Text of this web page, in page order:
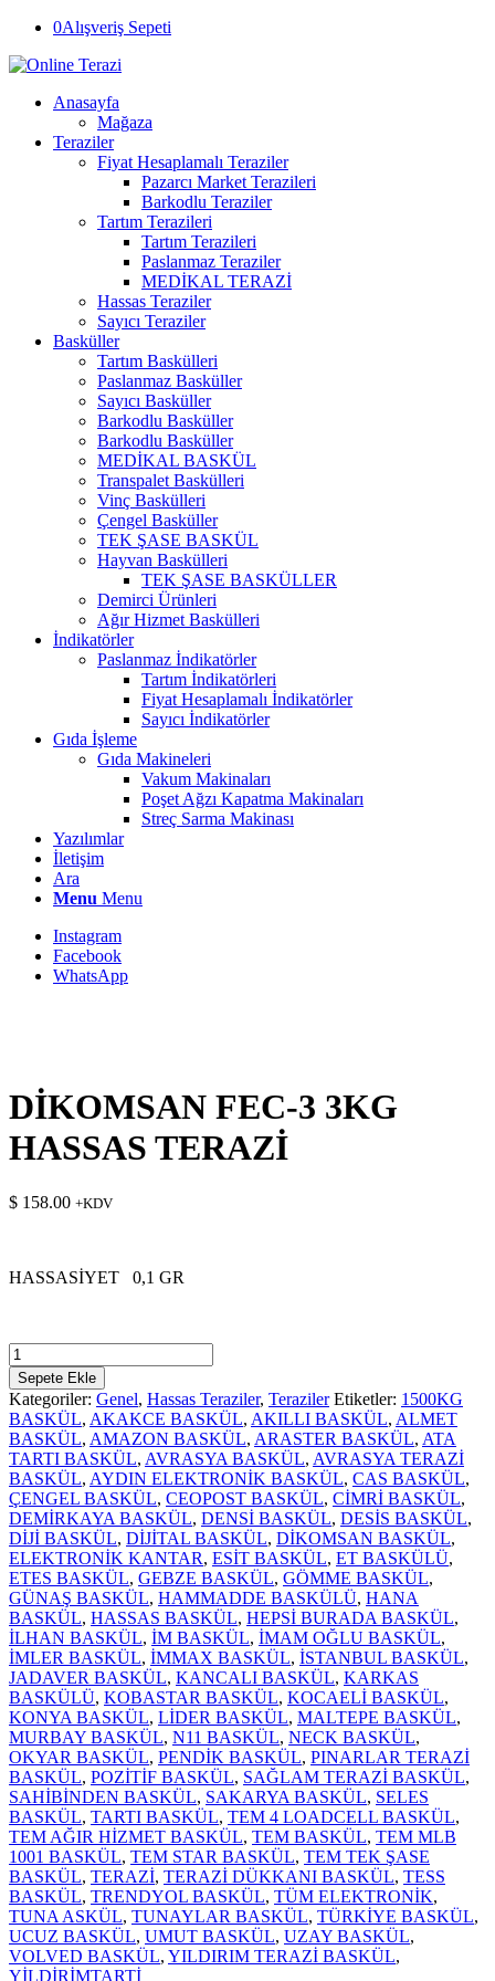
0Alışveriş Sepeti
Anasayfa
Mağaza
Teraziler
Fiyat Hesaplamalı Teraziler
Pazarcı Market Terazileri
Barkodlu Teraziler
Tartım Terazileri
Tartım Terazileri
Paslanmaz Teraziler
MEDİKAL TERAZİ
Hassas Teraziler
Sayıcı Teraziler
Basküller
Tartım Baskülleri
Paslanmaz Basküller
Sayıcı Basküller
Barkodlu Basküller
Barkodlu Basküller
MEDİKAL BASKÜL
Transpalet Baskülleri
Vinç Baskülleri
Çengel Basküller
TEK ŞASE BASKÜL
Hayvan Baskülleri
TEK ŞASE BASKÜLLER
Demirci Ürünleri
Ağır Hizmet Baskülleri
İndikatörler
Paslanmaz İndikatörler
Tartım İndikatörleri
Fiyat Hesaplamalı İndikatörler
Sayıcı İndikatörler
Gıda İşleme
Gıda Makineleri
Vakum Makinaları
Poşet Ağzı Kapatma Makinaları
Streç Sarma Makinası
Yazılımlar
İletişim
Ara
Menu Menu
Instagram
Facebook
WhatsApp
DİKOMSAN FEC-3 3KG
HASSAS TERAZİ
$ 158.00 +KDV
HASSASİYET 0,1 GR
DİKOMSAN
FEC-
3
3KG
HASSAS
TERAZİ
adet
Sepete Ekle
Kategoriler: Genel, Hassas Teraziler, Teraziler Etiketler: 1500KG
BASKÜL, AKAKCE BASKÜL, AKILLI BASKÜL, ALMET
BASKÜL, AMAZON BASKÜL, ARASTER BASKÜL, ATA
TARTI BASKÜL, AVRASYA BASKÜL, AVRASYA TERAZİ
BASKÜL, AYDIN ELEKTRONİK BASKÜL, CAS BASKÜL,
ÇENGEL BASKÜL, CEOPOST BASKÜL, CİMRİ BASKÜL,
DEMİRKAYA BASKÜL, DENSİ BASKÜL, DESİS BASKÜL,
DİJİ BASKÜL, DİJİTAL BASKÜL, DİKOMSAN BASKÜL,
ELEKTRONİK KANTAR, ESİT BASKÜL, ET BASKÜLÜ,
ETES BASKÜL, GEBZE BASKÜL, GÖMME BASKÜL,
GÜNAŞ BASKÜL, HAMMADDE BASKÜLÜ, HANA
BASKÜL, HASSAS BASKÜL, HEPSİ BURADA BASKÜL,
İLHAN BASKÜL, İM BASKÜL, İMAM OĞLU BASKÜL,
İMLER BASKÜL, İMMAX BASKÜL, İSTANBUL BASKÜL,
JADAVER BASKÜL, KANCALI BASKÜL, KARKAS
BASKÜLÜ, KOBASTAR BASKÜL, KOCAELİ BASKÜL,
KONYA BASKÜL, LİDER BASKÜL, MALTEPE BASKÜL,
MURBAY BASKÜL, N11 BASKÜL, NECK BASKÜL,
OKYAR BASKÜL, PENDİK BASKÜL, PINARLAR TERAZİ
BASKÜL, POZİTİF BASKÜL, SAĞLAM TERAZİ BASKÜL,
SAHİBİNDEN BASKÜL, SAKARYA BASKÜL, SELES
BASKÜL, TARTI BASKÜL, TEM 4 LOADCELL BASKÜL,
TEM AĞIR HİZMET BASKÜL, TEM BASKÜL, TEM MLB
1001 BASKÜL, TEM STAR BASKÜL, TEM TEK ŞASE
BASKÜL, TERAZİ, TERAZİ DÜKKANI BASKÜL, TESS
BASKÜL, TRENDYOL BASKÜL, TÜM ELEKTRONİK,
TUNA ASKÜL, TUNAYLAR BASKÜL, TÜRKİYE BASKÜL,
UCUZ BASKÜL, UMUT BASKÜL, UZAY BASKÜL,
VOLVED BASKÜL, YILDIRIM TERAZİ BASKÜL,
YİLDİRİMTARTİ